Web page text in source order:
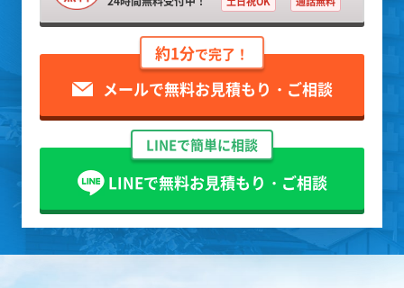
土日祝OK 通話無料
約1分で完了！
メールで無料お見積もり・ご相談
LINEで簡単に相談
LINEで無料お見積もり・ご相談